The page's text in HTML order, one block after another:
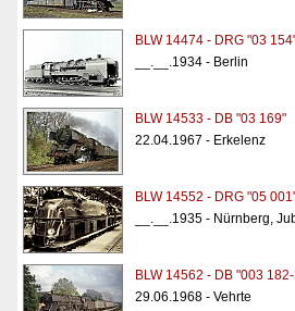
BLW 14474 - DRG "03
__.__.1934 - Berlin
BLW 14533 - DB "03 169"
22.04.1967 - Erkelenz
BLW 14552 - DRG "05
__.__.1935 - Nürnberg,
BLW 14562 - DB "003
29.06.1968 - Vehrte